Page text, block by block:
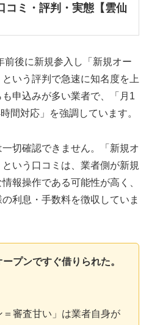
コミ・評判・実態【雲仙
前後に新規参入し「新規オー
いう評判で急速に知名度を上
申込みが多い業者で、「月1
間対応」を強調しています。
切確認できません。「新規オ
いう口コミは、業者側が新規
報操作である可能性が高く、
利息・手数料を徴収していま
プンですぐ借りられた。
＝審査甘い」は業者自身が